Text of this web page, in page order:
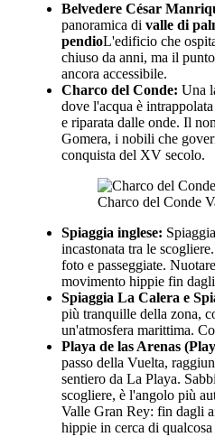
Belvedere César
panoramica di valle di
pendioL'edificio che
chiuso da anni, ma il
ancora accessibile.
Charco del Conde: Una
dove l'acqua è
e riparata dalle onde. Il
Gomera, i nobili che
conquista del XV secolo.
Charco del Conde
Spiaggia inglese:
incastonata tra le
foto e passeggiate.
movimento hippie fin
Spiaggia La Calera e
più tranquille della zona,
un'atmosfera marittima.
Playa de las Arenas
passo della Vuelta,
sentiero da La Playa.
scogliere, è l'angolo più
Valle Gran Rey: fin dagli
hippie in cerca di